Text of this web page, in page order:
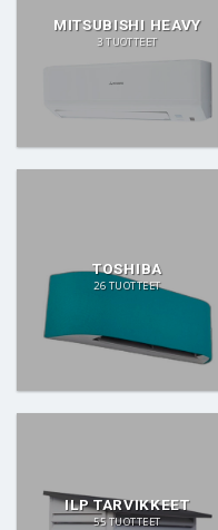
MITSUBISHI HEAVY
3 TUOTTEET
TOSHIBA
26 TUOTTEET
ILP TARVIKKEET
55 TUOTTEET